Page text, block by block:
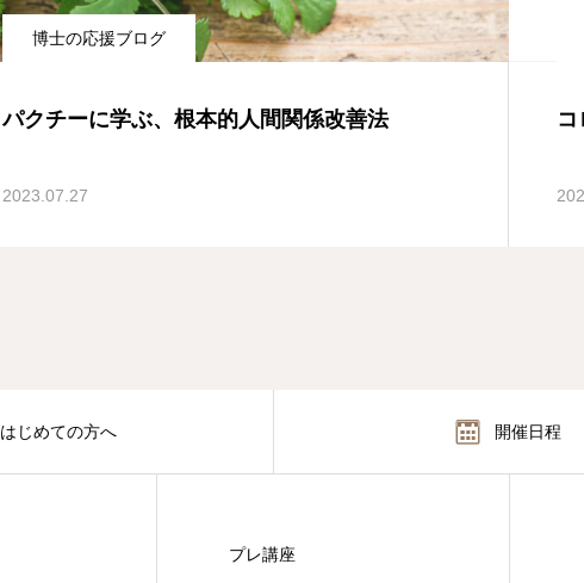
博士の応援ブログ
パクチーに学ぶ、根本的人間関係改善法
2023.07.27
コ
はじめての方へ 開催日程
プレ講座